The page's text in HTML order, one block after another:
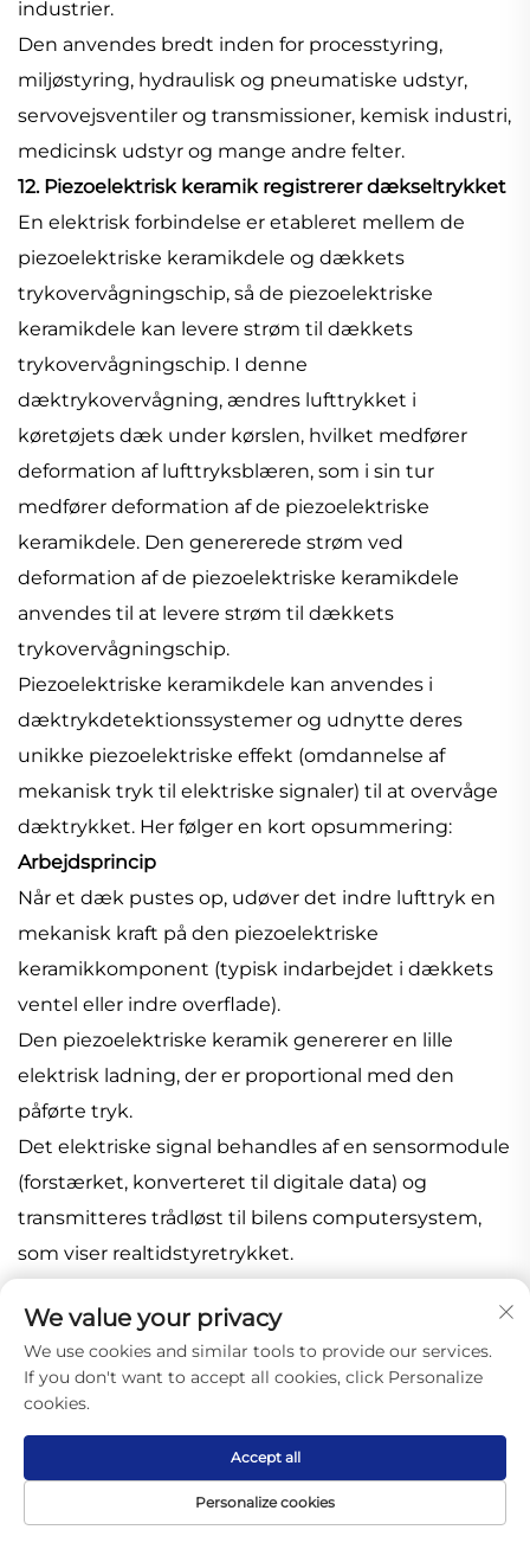
industrier.
Den anvendes bredt inden for processtyring,
miljøstyring, hydraulisk og pneumatiske udstyr,
servovejsventiler og transmissioner, kemisk industri,
medicinsk udstyr og mange andre felter.
12. Piezoelektrisk keramik registrerer dækseltrykket
En elektrisk forbindelse er etableret mellem de
piezoelektriske keramikdele og dækkets
trykovervågningschip, så de piezoelektriske
keramikdele kan levere strøm til dækkets
trykovervågningschip. I denne
dæktrykovervågning, ændres lufttrykket i
køretøjets dæk under kørslen, hvilket medfører
deformation af lufttryksblæren, som i sin tur
medfører deformation af de piezoelektriske
keramikdele. Den genererede strøm ved
deformation af de piezoelektriske keramikdele
anvendes til at levere strøm til dækkets
trykovervågningschip.
Piezoelektriske keramikdele kan anvendes i
dæktrykdetektionssystemer og udnytte deres
unikke piezoelektriske effekt (omdannelse af
mekanisk tryk til elektriske signaler) til at overvåge
dæktrykket. Her følger en kort opsummering:
Arbejdsprincip
Når et dæk pustes op, udøver det indre lufttryk en
mekanisk kraft på den piezoelektriske
keramikkomponent (typisk indarbejdet i dækkets
ventel eller indre overflade).
Den piezoelektriske keramik genererer en lille
elektrisk ladning, der er proportional med den
påførte tryk.
Det elektriske signal behandles af en sensormodule
(forstærket, konverteret til digitale data) og
transmitteres trådløst til bilens computersystem,
som viser realtidstyretrykket.
Den piezoelektriske accelerationsføler virker på
grundlag af den piezoelektriske effekt af
piezoelektriske krystaller. Piezoelektriske
accelerationsfølere anvendes også i forbindelse
med sikkerhedsaspekter såsom bilens airbags, anti-
lock bremssystemer og trækkontrolsystemer.
Forside Produkt Om KONTAKT
We value your privacy
We use cookies and similar tools to provide our services.
If you don't want to accept all cookies, click Personalize
cookies.
Personalize cookies
Accept all